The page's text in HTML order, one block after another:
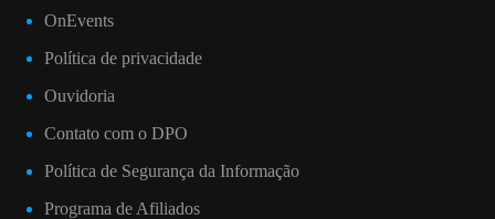
OnEvents
Política de privacidade
Ouvidoria
Contato com o DPO
Política de Segurança da Informação
Programa de Afiliados